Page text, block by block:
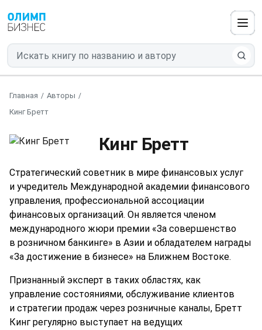
Главная
Авторы
Кинг Бретт
Кинг Бретт
Стратегический советник в мире финансовых услуг
и учредитель Международной академии финансового
управления, профессиональной ассоциации
финансовых организаций. Он является членом
международного жюри премии «За совершенство
в розничном банкинге» в Азии и обладателем награды
«За достижение в бизнесе» на Ближнем Востоке.
Признанный эксперт в таких областях, как
управление состояниями, обслуживание клиентов
и стратегии продаж через розничные каналы, Бретт
Кинг регулярно выступает на ведущих